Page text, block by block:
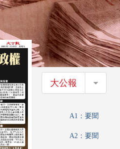
大公報 大公報
A1：要聞
A2：要聞